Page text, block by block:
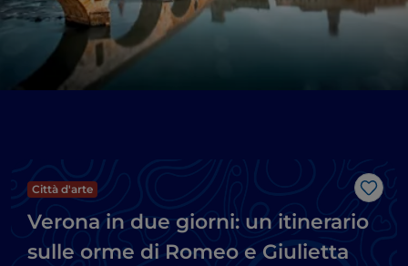
Like
Città d'arte
Verona in due giorni: un itinerario
sulle orme di Romeo e Giulietta